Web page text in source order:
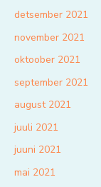
detsember 2021
november 2021
oktoober 2021
september 2021
august 2021
juuli 2021
juuni 2021
mai 2021